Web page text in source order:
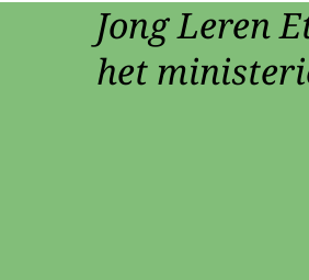
Jong Leren
het